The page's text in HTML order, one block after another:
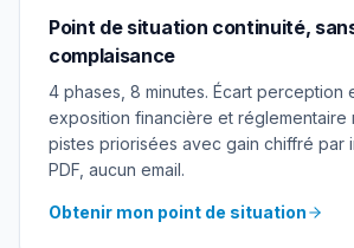
Point de situation continuité,
complaisance
4 phases, 8 minutes. Écart perception
exposition financière et réglementaire
pistes priorisées avec gain chiffré par
PDF, aucun email.
Obtenir mon point de situation